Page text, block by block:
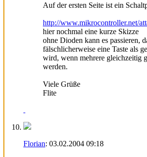
Auf der ersten Seite ist ein
http://www.mikrocontroller.net/
hier nochmal eine kurze Skizze
ohne Dioden kann es passieren,
fälschlicherweise eine Taste als
wird, wenn mehrere gleichzeitig
werden.
Viele Grüße
Flite
Florian: 03.02.2004 09:18